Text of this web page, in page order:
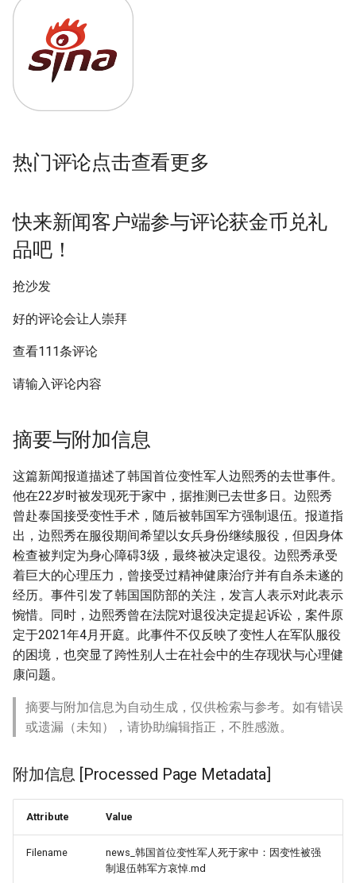
热门评论点击查看更多
快来新闻客户端参与评论获金币兑礼
品吧！
抢沙发
好的评论会让人崇拜
查看111条评论
请输入评论内容
摘要与附加信息
这篇新闻报道描述了韩国首位变性军人边熙秀的去世事件。
他在22岁时被发现死于家中，据推测已去世多日。边熙秀
曾赴泰国接受变性手术，随后被韩国军方强制退伍。报道指
出，边熙秀在服役期间希望以女兵身份继续服役，但因身体
检查被判定为身心障碍3级，最终被决定退役。边熙秀承受
着巨大的心理压力，曾接受过精神健康治疗并有自杀未遂的
经历。事件引发了韩国国防部的关注，发言人表示对此表示
惋惜。同时，边熙秀曾在法院对退役决定提起诉讼，案件原
定于2021年4月开庭。此事件不仅反映了变性人在军队服役
的困境，也突显了跨性别人士在社会中的生存现状与心理健
康问题。
摘要与附加信息为自动生成，仅供检索与参考。如有错误
或遗漏（未知），请协助编辑指正，不胜感激。
附加信息 [Processed Page Metadata]
Attribute Value
Filename
news_韩国首位变性军人死于家中：因变性被强
制退伍韩军方哀悼.md